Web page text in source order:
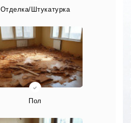
Отделка/Штукатурка
Пол